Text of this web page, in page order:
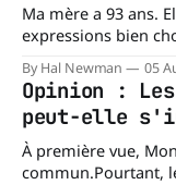
Ma mère a 93 ans. Elle parsème ses paroles de quelques
expressions bien choisies. L'une de mes
évoque la folie, les
porte
By Hal Newman 05
Opinion :
peut-elle
À première vue,
commun.Pourtant,